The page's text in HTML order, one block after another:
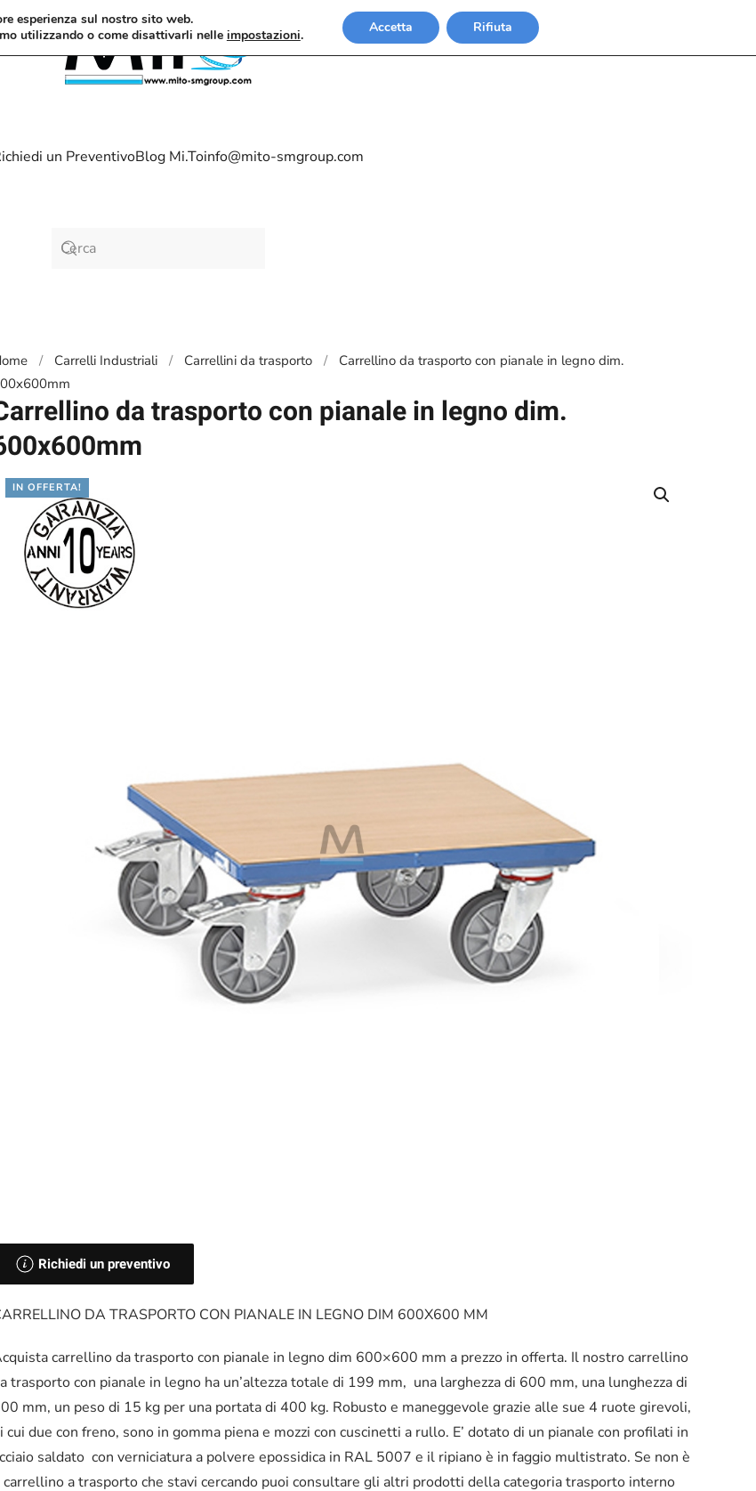
un PreventivoBlog Mi.Toinfo@mito-smgroup.com
Carrelli Industriali Carrellini da trasporto
Carrellino da trasporto con pianale in legno dim.
da trasporto con pianale in legno dim.
IN OFFERTA!
Richiedi un preventivo
DA TRASPORTO CON PIANALE IN LEGNO DIM 600X600 MM
carrellino da trasporto con pianale in legno dim 600×600 mm a prezzo in offerta. Il nostro carrellino
trasporto con pianale in legno ha un’altezza totale di 199 mm, una larghezza di 600 mm, una lunghezza di
mm, un peso di 15 kg per una portata di 400 kg. Robusto e maneggevole grazie alle sue 4 ruote girevoli,
cui due con freno, sono in gomma piena e mozzi con cuscinetti a rullo. E’ dotato di un pianale con profilati in
saldato con verniciatura a polvere epossidica in RAL 5007 e il ripiano è in faggio multistrato. Se non è
carrellino a trasporto che stavi cercando puoi consultare gli altri prodotti della categoria trasporto interno
esperienza sul nostro sito web.
utilizzando o come disattivarli nelle impostazioni. Accetta Rifiuta